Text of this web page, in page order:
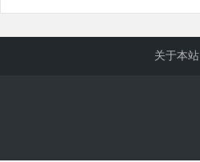
关于本站